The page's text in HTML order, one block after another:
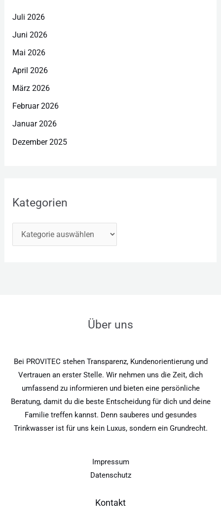
Juli 2026
Juni 2026
Mai 2026
April 2026
März 2026
Februar 2026
Januar 2026
Dezember 2025
Kategorien
Über uns
Bei PROVITEC stehen Transparenz, Kundenorientierung und
Vertrauen an erster Stelle. Wir nehmen uns die Zeit, dich
umfassend zu informieren und bieten eine persönliche
Beratung, damit du die beste Entscheidung für dich und deine
Familie treffen kannst. Denn sauberes und gesundes
Trinkwasser ist für uns kein Luxus, sondern ein Grundrecht.
Impressum
Datenschutz
Kontakt